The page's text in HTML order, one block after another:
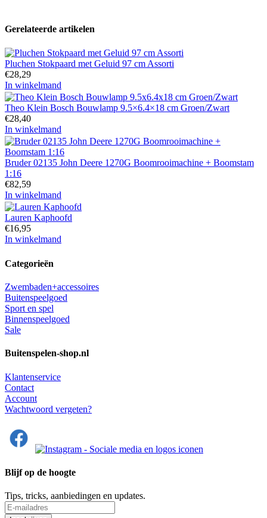
Gerelateerde artikelen
Pluchen Stokpaard met Geluid 97 cm Assorti
€28,29
In winkelmand
Theo Klein Bosch Bouwlamp 9.5×6.4×18 cm Groen/Zwart
€28,40
In winkelmand
Bruder 02135 John Deere 1270G Boomrooimachine + Boomstam
1:16
€82,59
In winkelmand
Lauren Kaphoofd
€16,95
In winkelmand
Categorieën
Zwembaden+accessoires
Buitenspeelgoed
Sport en spel
Binnenspeelgoed
Sale
Buitenspelen-shop.nl
Klantenservice
Contact
Account
Wachtwoord vergeten?
Blijf op de hoogte
Tips, tricks, aanbiedingen en updates.